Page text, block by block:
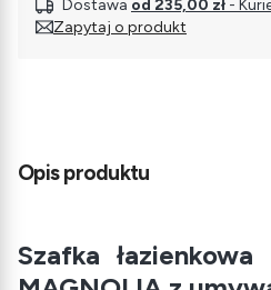
Dostawa od 235,00 zł -
Zapytaj o produkt
Opis produktu
Szafka